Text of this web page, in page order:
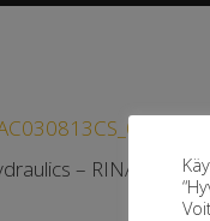
– RINA Rules